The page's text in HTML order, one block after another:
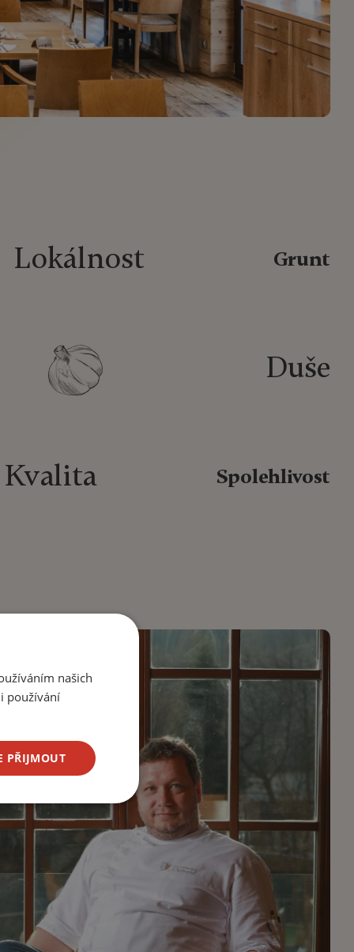
Lokálnost Grunt
Duše
Kvalita Spolehlivost
našich
používání
PŘIJMOUT